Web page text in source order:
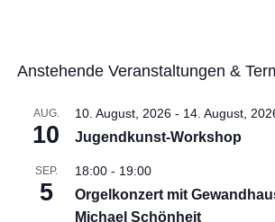
Anstehende Veranstaltungen &
AUG.
10
10. August, 2026 - 14. August,
Jugendkunst-Workshop
SEP.
5
18:00 - 19:00
Orgelkonzert mit
Michael Schönheit